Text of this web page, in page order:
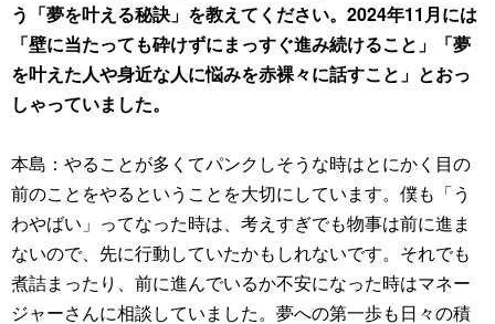
う「夢を叶える秘訣」を教えてください。2024年11月には
「壁に当たっても砕けずにまっすぐ進み続けること」「夢
を叶えた人や身近な人に悩みを赤裸々に話すこと」とおっ
しゃっていました。
本島：やることが多くてパンクしそうな時はとにかく目の
前のことをやるということを大切にしています。僕も「う
わやばい」ってなった時は、考えすぎでも物事は前に進ま
ないので、先に行動していたかもしれないです。それでも
煮詰まったり、前に進んでいるか不安になった時はマネー
ジャーさんに相談していました。夢への第一歩も日々の積